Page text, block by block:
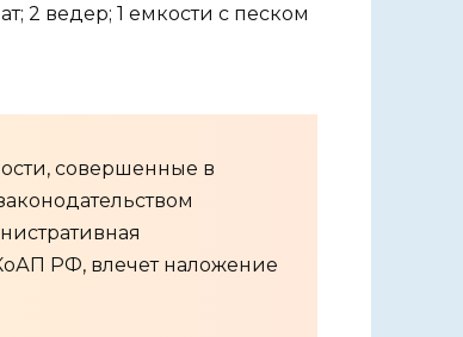
2 ведер; 1 емкости с песком
совершенные в
КоАП РФ, влечет наложение